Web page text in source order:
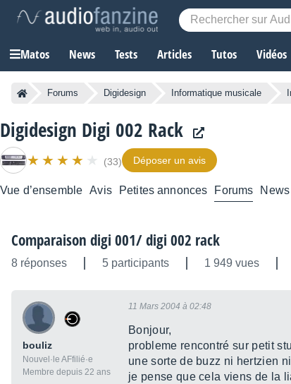
Matos News Tests Articles Tutos Vidéos
Forums Digidesign Informatique musicale
Digidesign Digi 002 Rack
(33) Déposer un avis
Vue d’ensemble Avis Petites annonces Forums News
Comparaison digi 001/ digi 002 rack
8 réponses 5 participants 1 949 vues
bouliz
Nouvel·le AFfilié·e
Membre depuis 22 ans
11 Mars 2004 à 02:48
Bonjour,
probleme rencontré sur petit
une sorte de buzz ni hertzien
je pense que cela viens de la